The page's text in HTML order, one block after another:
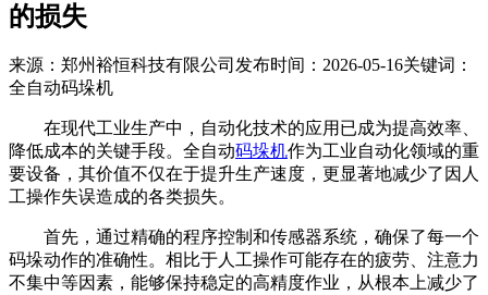
的损失
来源：郑州裕恒科技有限公司 发布时间：2026-05-16关键词：
全自动码垛机
在现代工业生产中，自动化技术的应用已成为提高效率、
降低成本的关键手段。全自动码垛机作为工业自动化领域的重
要设备，其价值不仅在于提升生产速度，更显著地减少了因人
工操作失误造成的各类损失。
首先，通过精确的程序控制和传感器系统，确保了每一个
码垛动作的准确性。相比于人工操作可能存在的疲劳、注意力
不集中等因素，能够保持稳定的高精度作业，从根本上减少了